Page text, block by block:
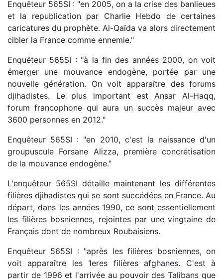
Enquêteur 565SI : "en 2005, on a la crise des banlieues
et la republication par Charlie Hebdo de certaines
caricatures du prophète. Al-Qaïda va alors directement
cibler la France comme ennemie."
Enquêteur 565SI : "à la fin des années 2000, on voit
émerger une mouvance endogène, portée par une
nouvelle génération. On voit apparaître des forums
djihadistes. Le plus important est Ansar Al-Haqq,
forum francophone qui aura un succès majeur avec
3600 personnes en 2012."
Enquêteur 565SI : "en 2010, c'est la naissance d'un
groupuscule Forsane Alizza, première concrétisation
de la mouvance endogène."
L'enquêteur 565SI détaille maintenant les différentes
filières djihadistes qui se sont succédées en France. Au
départ, dans les années 1990, ce sont essentiellement
les filières bosniennes, rejointes par une vingtaine de
Français dont de nombreux Roubaisiens.
Enquêteur 565SI : "après les filières bosniennes, on
voit apparaître les 1eres filières afghanes. C'est à
partir de 1996 et l'arrivée au pouvoir des Talibans que